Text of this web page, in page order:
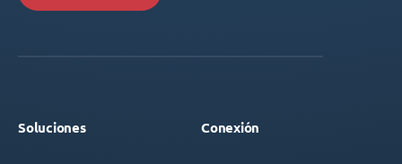
Soluciones Conexión